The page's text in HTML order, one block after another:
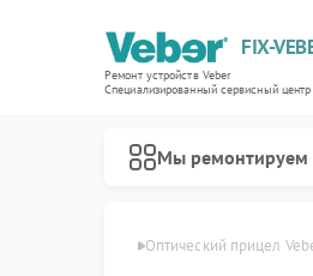
FIX-
Ремонт устройств Veber
Специализированный cервисный центр
Мы ремонтируем
Оптический прицел